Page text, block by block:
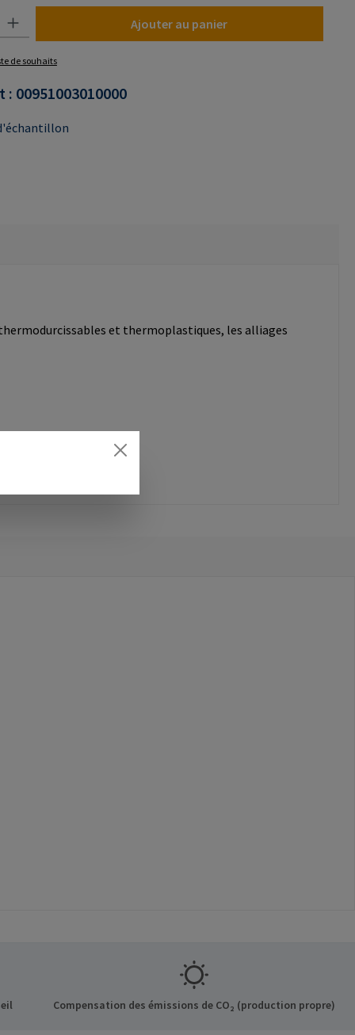
Ajouter au panier
de souhaits
: 00951003010000
et thermoplastiques, les alliages
Compensation des émissions de CO₂ (production propre)